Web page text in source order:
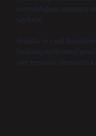
sorumluluğunu taşımakta
sayılırlar.
Hukuka ve yasal
süre içerisinde sitemizden